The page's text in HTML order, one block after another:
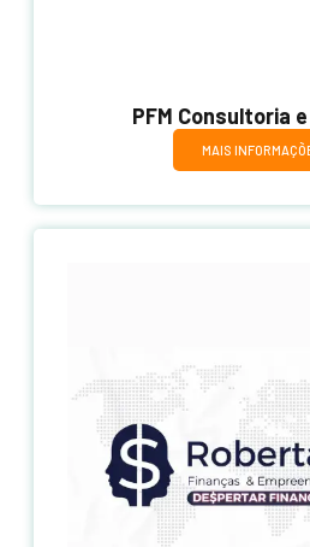
PFM Consultoria
MAIS